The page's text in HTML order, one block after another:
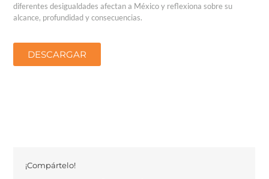
diferentes desigualdades afectan a México y reflexiona sobre su
alcance, profundidad y consecuencias.
DESCARGAR
¡Compártelo!